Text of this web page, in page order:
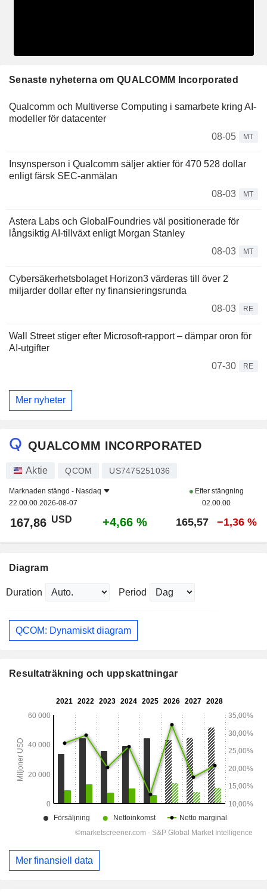
Senaste nyheterna om QUALCOMM Incorporated
Qualcomm och Multiverse Computing i samarbete kring AI-
modeller för datacenter
08-05
MT
Insynsperson i Qualcomm säljer aktier för 470 528 dollar
enligt färsk SEC-anmälan
08-03
MT
Astera Labs och GlobalFoundries väl positionerade för
långsiktig AI-tillväxt enligt Morgan Stanley
08-03
MT
Cybersäkerhetsbolaget Horizon3 värderas till över 2
miljarder dollar efter ny finansieringsrunda
08-03
RE
Wall Street stiger efter Microsoft-rapport – dämpar oron för
AI-utgifter
07-30
RE
Mer nyheter
QUALCOMM INCORPORATED
Aktie QCOM US7475251036
Marknaden stängd - Nasdaq
22.00.00 2026-08-07
Efter stängning
02.00.00
167,86 USD +4,66 % 165,57 −1,36 %
Diagram
Duration Period
QCOM: Dynamiskt diagram
Resultaträkning och uppskattningar
Mer finansiell data